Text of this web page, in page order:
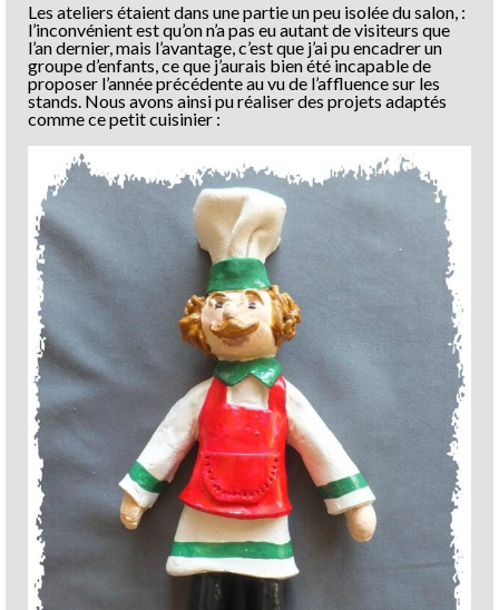
Les ateliers étaient dans une partie un peu isolée du salon, :
l’inconvénient est qu’on n’a pas eu autant de visiteurs que
l’an dernier, mais l’avantage, c’est que j’ai pu encadrer un
groupe d’enfants, ce que j’aurais bien été incapable de
proposer l’année précédente au vu de l’affluence sur les
stands. Nous avons ainsi pu réaliser des projets adaptés
comme ce petit cuisinier :